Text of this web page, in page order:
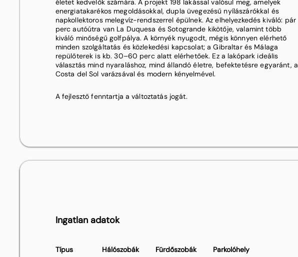
életet kedvelők számára. A projekt 198 lakással valósul meg, amelyek
energiatakarékos megoldásokkal, dupla üvegezésű nyílászárókkal és
napkollektoros melegvíz-rendszerrel épülnek. Az elhelyezkedés kiváló: pár
perc autóútra van La Duquesa és Sotogrande kikötője, valamint több
kiváló minőségű golfpálya. A környék nyugodt, mégis könnyen elérhető
minden szolgáltatás és közlekedési kapcsolat; a Gibraltar és Málaga
repülőterek is kb. 30–60 perc alatt elérhetőek. Ez a lakópark ideális
választás mind nyaraláshoz, mind állandó életre, befektetésre egyaránt, a
Costa del Sol varázsával és modern kényelmével.
A fejlesztő fenntartja a változtatás jogát.
Ingatlan adatok
Típus Hálószobák Fürdőszobák Parkolóhely